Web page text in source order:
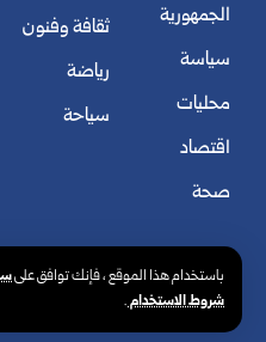
باستخدام هذا الموقع ، فإنك توافق على
شروط الاستخدام.
الجمهورية
سياسة
محليات
اقتصاد
صحة
ثقافة وفنون
رياضة
سياحة
© الوكالة العربية السورية